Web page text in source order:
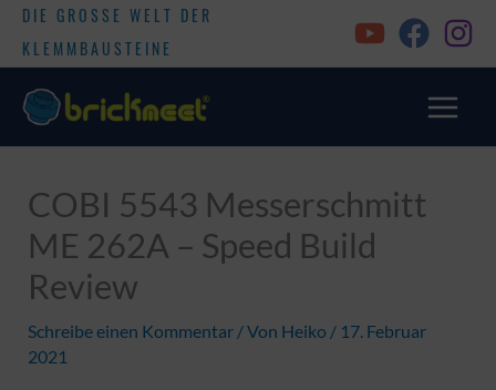
DIE GROSSE WELT DER
KLEMMBAUSTEINE
COBI 5543 Messerschmitt
ME 262A – Speed Build
Review
Schreibe einen Kommentar / Von Heiko / 17. Februar
2021